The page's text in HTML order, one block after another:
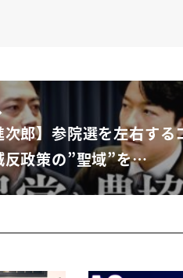
郎】参院選を左右する
反政策の”聖域”を…